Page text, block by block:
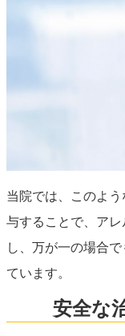
当院では、このよ
与することで、ア
し、万が一の場合
ています。
安全な